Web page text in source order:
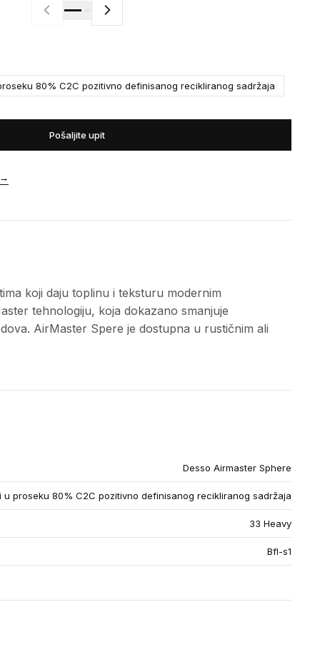
80% C2C pozitivno definisanog recikliranog sadržaja
Pošaljite upit
koji daju toplinu i teksturu modernim
tehnologiju, koja dokazano smanjuje
AirMaster Spere je dostupna u rustičnim ali
Desso Airmaster Sphere
u proseku 80% C2C pozitivno definisanog recikliranog sadržaja
33 Heavy
Bfl-s1